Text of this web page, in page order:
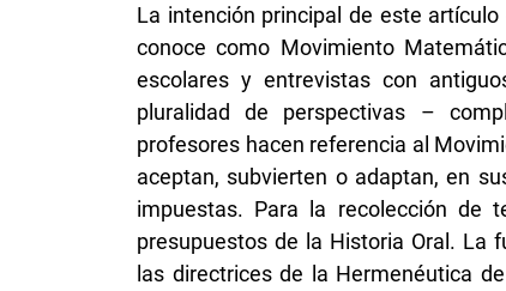
La intención principal de este
conoce como Movimiento
escolares y entrevistas con
pluralidad de perspectivas –
profesores hacen referencia al
aceptan, subvierten o adaptan, en
impuestas. Para la recolección de
presupuestos de la Historia Oral. La
las directrices de la Hermenéutica